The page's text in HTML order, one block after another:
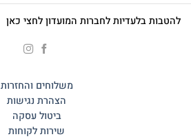
להטבות בלעדיות לחברות המועדון לחצי כאן
משלוחים והחזרות
הצהרת נגישות
ביטול עסקה
שירות לקוחות